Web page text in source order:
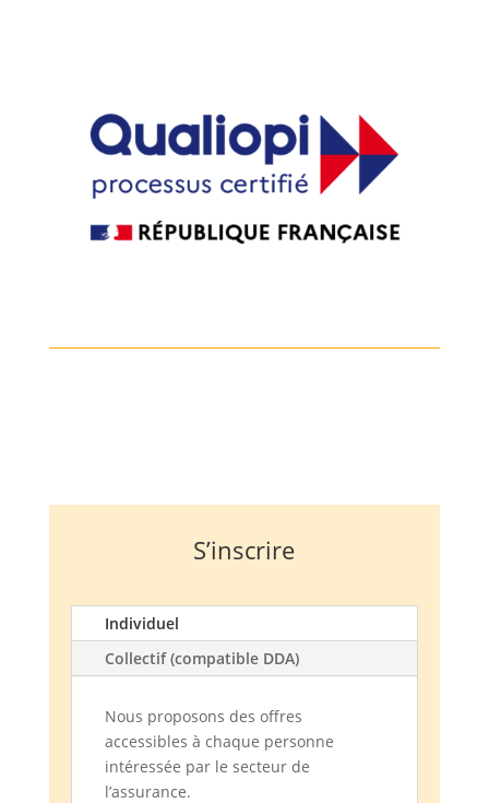
S’inscrire
Individuel
Collectif (compatible DDA)
Nous proposons des offres
accessibles à chaque personne
intéressée par le secteur de
l’assurance.